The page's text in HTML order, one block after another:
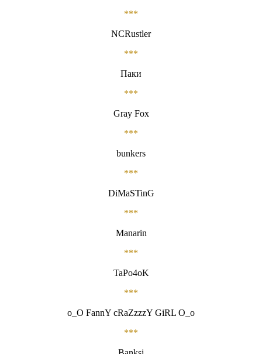
***
NCRustler
***
Паки
***
Gray Fox
***
bunkers
***
DiMaSTinG
***
Manarin
***
TaPo4oK
***
о_О FannY cRaZzzzY GiRL О_о
***